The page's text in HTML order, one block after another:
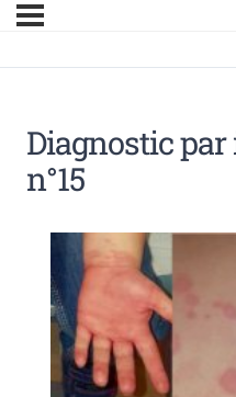
Diagnostic
n°15